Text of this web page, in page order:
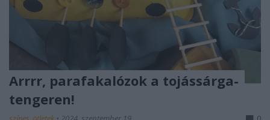
Arrrr, parafakalózok a tojássárga-
tengeren!